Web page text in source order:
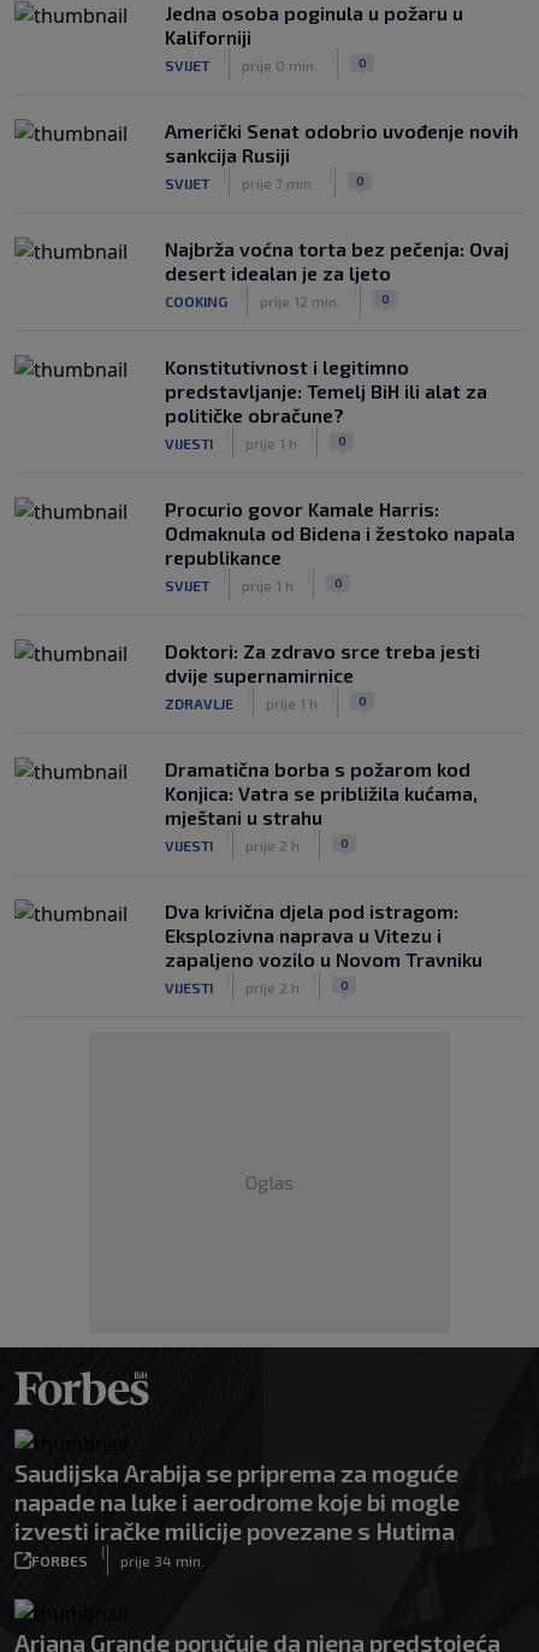
se pitaju gdje je i šta radi (VIDEO)
OSTALI SPORTOVI prije 5 h
Jedna osoba poginula u požaru u
Kaliforniji
SVIJET prije 0 min. 0
Američki Senat odobrio uvođenje novih
sankcija Rusiji
SVIJET prije 7 min. 0
Najbrža voćna torta bez pečenja: Ovaj
desert idealan je za ljeto
COOKING prije 12 min. 0
Konstitutivnost i legitimno
predstavljanje: Temelj BiH ili alat za
političke obračune?
VIJESTI prije 1 h 0
Procurio govor Kamale Harris:
Odmaknula od Bidena i žestoko napala
republikance
SVIJET prije 1 h 0
Doktori: Za zdravo srce treba jesti
dvije supernamirnice
ZDRAVLJE prije 1 h 0
Dramatična borba s požarom kod
Konjica: Vatra se približila kućama,
mještani u strahu
VIJESTI prije 2 h 0
Dva krivična djela pod istragom:
Eksplozivna naprava u Vitezu i
zapaljeno vozilo u Novom Travniku
VIJESTI prije 2 h 0
Oglas
Saudijska Arabija se priprema za moguće
napade na luke i aerodrome koje bi mogle
izvesti iračke milicije povezane s Hutima
FORBES
|
prije 34 min.
Ariana Grande poručuje da njena predstojeća